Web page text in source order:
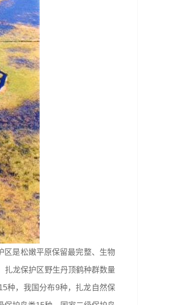
区是松嫩平原保留最完整、生物
扎龙保护区野生丹顶鹤种群数量
种，我国分布9种，扎龙自然保